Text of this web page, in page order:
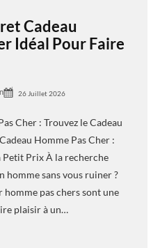
Cadeau
Idéal Pour Faire
26 Juillet 2026
Cher : Trouvez le Cadeau
Homme Pas Cher :
Petit Prix À la recherche
homme sans vous ruiner ?
homme pas chers sont une
plaisir à un…